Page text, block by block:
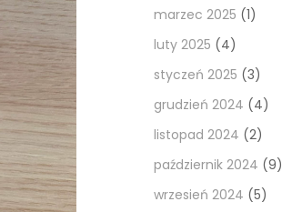
marzec 2025 (1)
luty 2025 (4)
styczeń 2025 (3)
grudzień 2024 (4)
listopad 2024 (2)
październik 2024 (9)
wrzesień 2024 (5)